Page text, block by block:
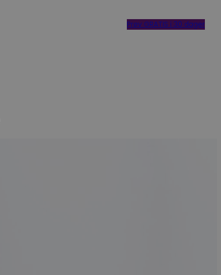
Prøv GRATIS i 30 dager